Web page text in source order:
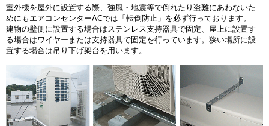
室外機を屋外に設置する際、強風・地震等で倒れたり盗難にあわないた
めにもエアコンセンターACでは「転倒防止」を必ず行っております。
建物の壁側に設置する場合はステンレス支持器具で固定、屋上に設置す
る場合はワイヤーまたは支持器具で固定を行っています。狭い場所に設
置する場合は吊り下げ架台を用います。